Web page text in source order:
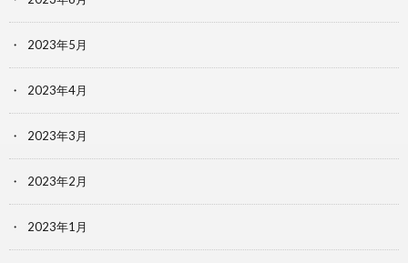
2023年5月
2023年4月
2023年3月
2023年2月
2023年1月